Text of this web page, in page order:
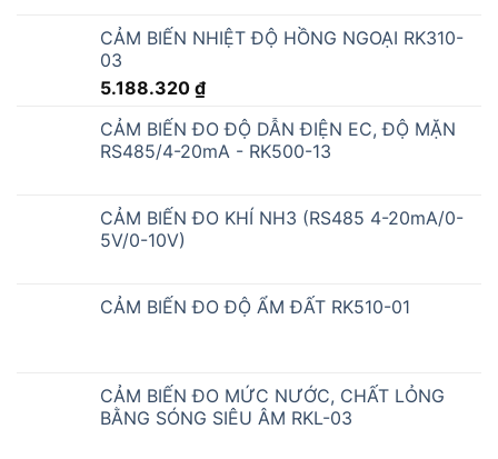
CẢM BIẾN NHIỆT ĐỘ HỒNG NGOẠI RK310-
03
5.188.320 ₫
CẢM BIẾN ĐO ĐỘ DẪN ĐIỆN EC, ĐỘ MẶN
RS485/4-20mA - RK500-13
CẢM BIẾN ĐO KHÍ NH3 (RS485 4-20mA/0-
5V/0-10V)
CẢM BIẾN ĐO ĐỘ ẨM ĐẤT RK510-01
CẢM BIẾN ĐO MỨC NƯỚC, CHẤT LỎNG
BẰNG SÓNG SIÊU ÂM RKL-03